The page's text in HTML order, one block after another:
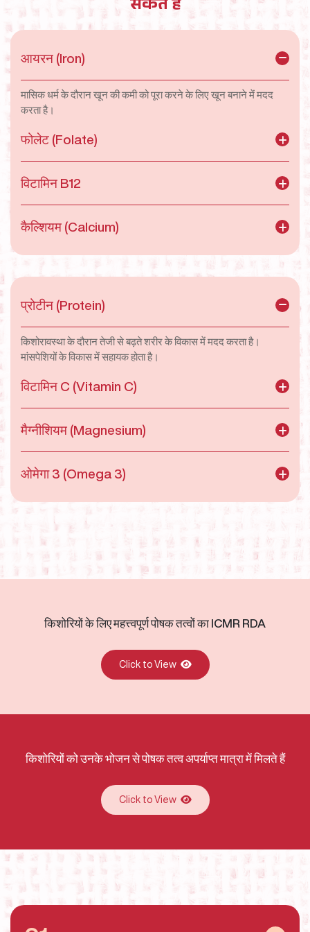
उसे अगली पीढ़ी को जन्म देने की शक्ति देते हैं।
उसे बताएं कि पीरियड्स एक सामान्य, स्वस्थ और ज़रूरी प्रक्रिया है
व्यवहार में असहजता दिखे, तो उसे समझदारी और संवेदनशीलता से पेश
आना चाहिए — मज़ाक नहीं उड़ाना चाहिए या अनदेखा नहीं करना
होती है और उसे सपोर्ट की ज़रूरत होती है।
उसे उस भाषा में समझाएं जिसे वह आसानी से समझ सके।
कृपया अपने बेटे के सवालों का जवाब पूरी ईमानदारी और खुलेपन से दें।
संकोच न करें, बात को घुमाएँ नहीं।
आयरन (Iron)
मासिक धर्म के दौरान खून की कमी को पूरा करने के लिए खून बनाने में मदद
करता है।
फोलेट (Folate)
विटामिन B12
कैल्शियम (Calcium)
प्रोटीन (Protein)
किशोरावस्था के दौरान तेजी से बढ़ते शरीर के विकास में मदद करता है।
मांसपेशियों के विकास में सहायक होता है।
विटामिन C (Vitamin C)
मैग्नीशियम (Magnesium)
ओमेगा 3 (Omega 3)
किशोरियों के लिए महत्त्वपूर्ण पोषक तत्वोंका ICMR RDA
Click to View
किशोरियों को उनके भोजन से पोषक तत्वअपर्याप्त मात्रा में मिलते हैं
Click to View